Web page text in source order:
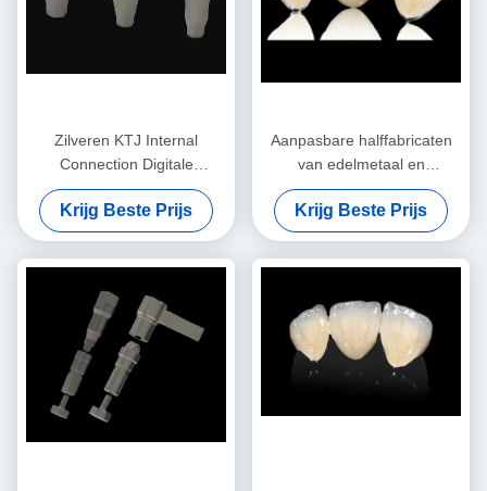
Zilveren KTJ Internal
Connection Digitale
Scanning Body voor
Implantatie met hoge
precisie
Krijg Beste Prijs
Aanpasbare halffabricaten
van edelmetaal en
edelmetaal
Krijg Beste Prijs